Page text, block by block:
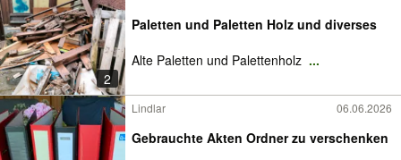
2
Paletten und Paletten Holz und diverses
Alte Paletten und Palettenholz ...
Lindlar 06.06.2026
Gebrauchte Akten Ordner zu verschenken